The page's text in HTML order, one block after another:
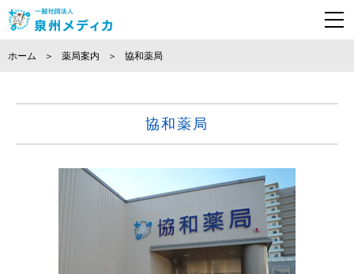
ホーム 薬局案内 協和薬局
協和薬局